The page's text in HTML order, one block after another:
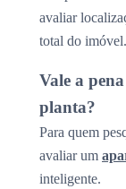
avaliar
total do imóvel.
Vale a
planta?
Para quem
avaliar um
inteligente.